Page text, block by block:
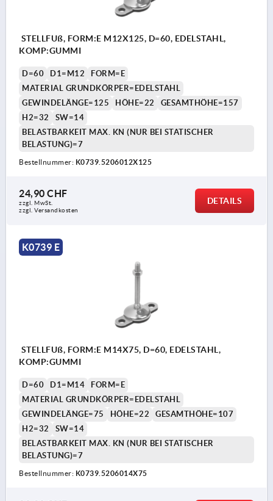
STELLFUß, FORM:E M12X125, D=60, EDELSTAHL,
KOMP:GUMMI
D=60 D1=M12
FORM=E
MATERIAL GRUNDKÖRPER=EDELSTAHL
GEWINDELÄNGE=125
HÖHE=22
GESAMTHÖHE=157
H2=32
SW=14
BELASTBARKEIT MAX. KN (NUR BEI STATISCHER
BELASTUNG)=7
Bestellnummer: K0739.5206012X125
24,90 CHF
zzgl. MwSt.
zzgl. Versandkosten
DETAILS
K0739 E
STELLFUß, FORM:E M14X75, D=60, EDELSTAHL,
KOMP:GUMMI
D=60 D1=M14
FORM=E
MATERIAL GRUNDKÖRPER=EDELSTAHL
GEWINDELÄNGE=75
HÖHE=22
GESAMTHÖHE=107
H2=32
SW=14
BELASTBARKEIT MAX. KN (NUR BEI STATISCHER
BELASTUNG)=7
Bestellnummer: K0739.5206014X75